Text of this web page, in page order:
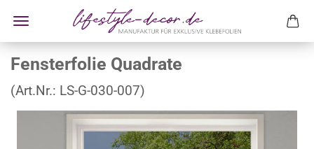
Fensterfolie Quadrate
(Art.Nr.: LS-G-030-007)